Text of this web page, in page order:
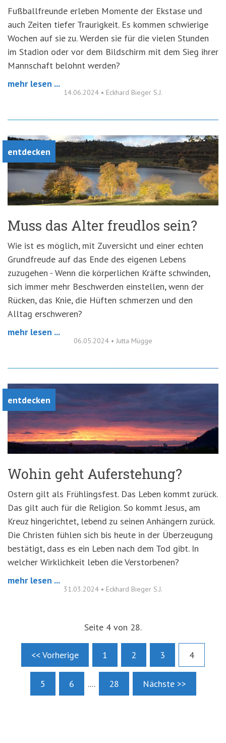
Fußballfreunde erleben Momente der Ekstase und
auch Zeiten tiefer Traurigkeit. Es kommen schwierige
Wochen auf sie zu. Werden sie für die vielen Stunden
im Stadion oder vor dem Bildschirm mit dem Sieg ihrer
Mannschaft belohnt werden?
mehr lesen ...
14.06.2024 • Eckhard Bieger S.J.
entdecken
Muss das Alter freudlos sein?
Wie ist es möglich, mit Zuversicht und einer echten
Grundfreude auf das Ende des eigenen Lebens
zuzugehen - Wenn die körperlichen Kräfte schwinden,
sich immer mehr Beschwerden einstellen, wenn der
Rücken, das Knie, die Hüften schmerzen und den
Alltag erschweren?
mehr lesen ...
06.05.2024 • Jutta Mügge
entdecken
Wohin geht Auferstehung?
Ostern gilt als Frühlingsfest. Das Leben kommt zurück.
Das gilt auch für die Religion. So kommt Jesus, am
Kreuz hingerichtet, lebend zu seinen Anhängern zurück.
Die Christen fühlen sich bis heute in der Überzeugung
bestätigt, dass es ein Leben nach dem Tod gibt. In
welcher Wirklichkeit leben die Verstorbenen?
mehr lesen ...
31.03.2024 • Eckhard Bieger S.J.
Seite 4 von 28.
<< Vorherige 1 2 3 4
5 6 .... 28 Nächste >>